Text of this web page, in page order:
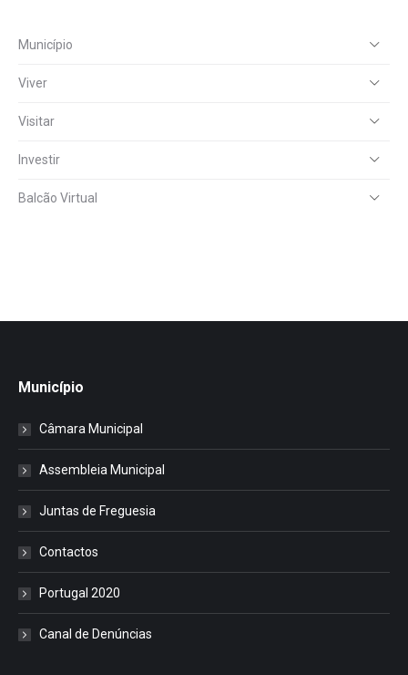
Município
Viver
Visitar
Investir
Balcão Virtual
Município
Câmara Municipal
Assembleia Municipal
Juntas de Freguesia
Contactos
Portugal 2020
Canal de Denúncias